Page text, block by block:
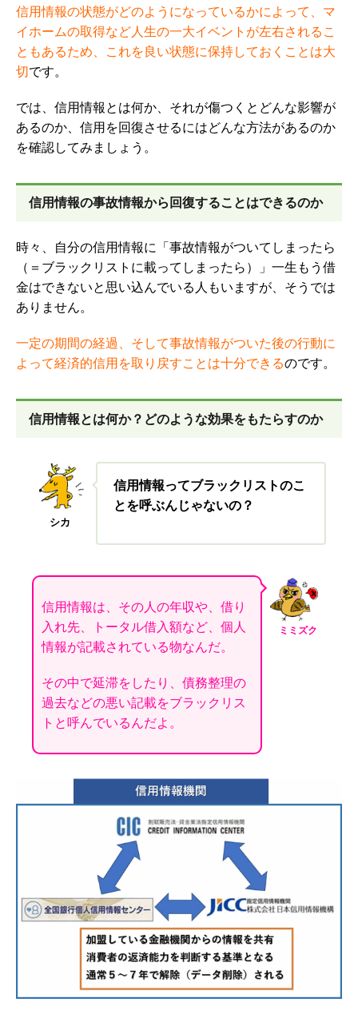
信用情報の状態がどのようになっているかによって、マ
イホームの取得など人生の一大イベントが左右されるこ
ともあるため、これを良い状態に保持しておくことは大
切です。
では、信用情報とは何か、それが傷つくとどんな影響が
あるのか、信用を回復させるにはどんな方法があるのか
を確認してみましょう。
信用情報の事故情報から回復することはできるのか
時々、自分の信用情報に「事故情報がついてしまったら
（＝ブラックリストに載ってしまったら）」一生もう借
金はできないと思い込んでいる人もいますが、そうでは
ありません。
一定の期間の経過、そして事故情報がついた後の行動に
よって経済的信用を取り戻すことは十分できるのです。
信用情報とは何か？どのような効果をもたらすのか
シカ
信用情報ってブラックリストのこ
とを呼ぶんじゃないの？
ミミズク
信用情報は、その人の年収や、借り
入れ先、トータル借入額など、個人
情報が記載されている物なんだ。
その中で延滞をしたり、債務整理の
過去などの悪い記載をブラックリス
トと呼んでいるんだよ。